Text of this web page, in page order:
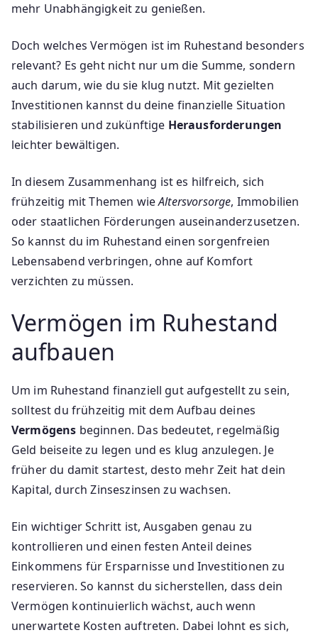
mehr Unabhängigkeit zu genießen.
Doch welches Vermögen ist im Ruhestand besonders
relevant? Es geht nicht nur um die Summe, sondern
auch darum, wie du sie klug nutzt. Mit gezielten
Investitionen kannst du deine finanzielle Situation
stabilisieren und zukünftige Herausforderungen
leichter bewältigen.
In diesem Zusammenhang ist es hilfreich, sich
frühzeitig mit Themen wieAltersvorsorge, Immobilien
oder staatlichen Förderungen auseinanderzusetzen.
So kannst du im Ruhestand einen sorgenfreien
Lebensabend verbringen, ohne auf Komfort
verzichten zu müssen.
Vermögen im Ruhestand
aufbauen
Um im Ruhestand finanziell gut aufgestellt zu sein,
solltest du frühzeitig mit dem Aufbau deines
Vermögens beginnen. Das bedeutet, regelmäßig
Geld beiseite zu legen und es klug anzulegen. Je
früher du damit startest, desto mehr Zeit hat dein
Kapital, durch Zinseszinsen zu wachsen.
Ein wichtiger Schritt ist, Ausgaben genau zu
kontrollieren und einen festen Anteil deines
Einkommens für Ersparnisse und Investitionen zu
reservieren. So kannst du sicherstellen, dass dein
Vermögen kontinuierlich wächst, auch wenn
unerwartete Kosten auftreten. Dabei lohnt es sich,